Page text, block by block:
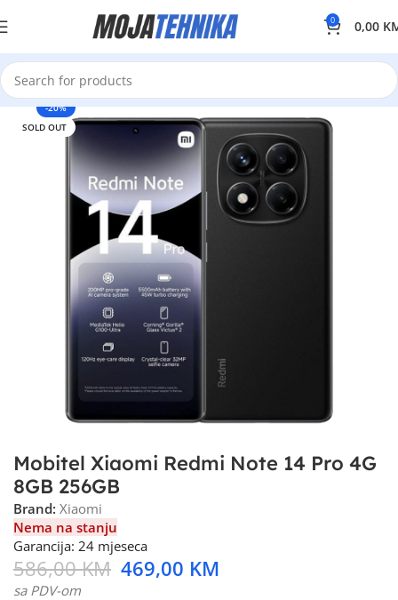
0 0,00
-20%
SOLD OUT
Mobitel Xiaomi Redmi Note 14 Pro 4G
8GB 256GB
Brand: Xiaomi
Nema na stanju
Garancija: 24 mjeseca
586,00KM 469,00 KM
sa PDV-om